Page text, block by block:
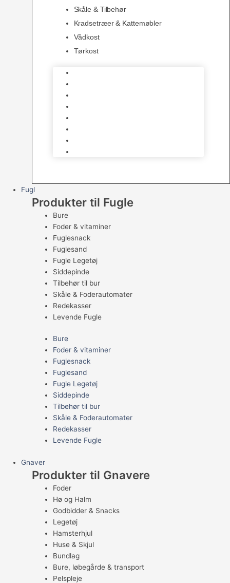
Skåle & Tilbehør
Kradsetræer & Kattemøbler
Vådkost
Tørkost
Fugl
Produkter til Fugle
Bure
Foder & vitaminer
Fuglesnack
Fuglesand
Fugle Legetøj
Siddepinde
Tilbehør til bur
Skåle & Foderautomater
Redekasser
Levende Fugle
Bure
Foder & vitaminer
Fuglesnack
Fuglesand
Fugle Legetøj
Siddepinde
Tilbehør til bur
Skåle & Foderautomater
Redekasser
Levende Fugle
Gnaver
Produkter til Gnavere
Foder
Hø og Halm
Godbidder & Snacks
Legetøj
Hamsterhjul
Huse & Skjul
Bundlag
Bure, løbegårde & transport
Pelspleje